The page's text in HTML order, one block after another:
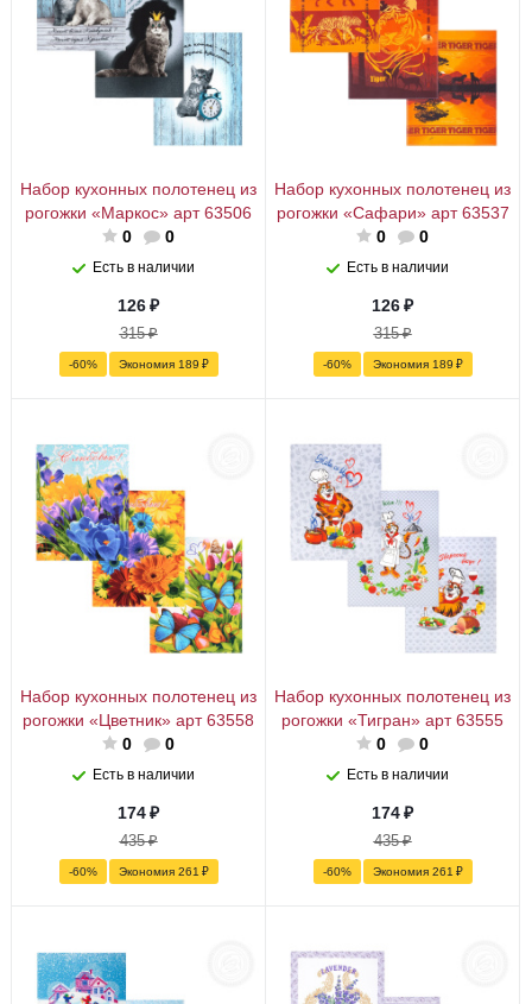
Набор кухонных полотенец из
рогожки «Маркос» арт 63506
0
0
Есть в наличии
126₽
315₽
-60% Экономия 189 ₽
Набор кухонных полотенец из
рогожки «Сафари» арт 63537
0
0
Есть в наличии
126₽
315₽
-60% Экономия 189 ₽
Набор кухонных полотенец из
рогожки «Цветник» арт 63558
0
0
Есть в наличии
174₽
435₽
-60% Экономия 261 ₽
Набор кухонных полотенец из
рогожки «Тигран» арт 63555
0
0
Есть в наличии
174₽
435₽
-60% Экономия 261 ₽